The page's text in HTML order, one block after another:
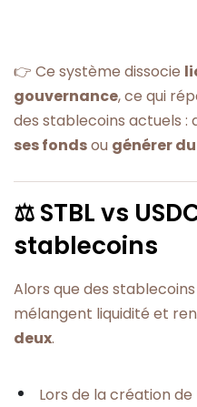
👉 Ce système dissocie
gouvernance, ce qui
des stablecoins actuels :
ses fondsou générer
⚖️ STBL vs
stablecoins
Alors que des
mélangent liquidité et
deux.
Lors de la création de